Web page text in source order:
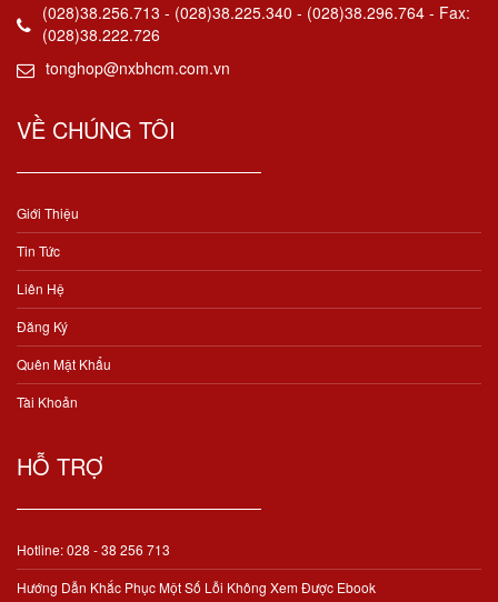
(028)38.256.713 - (028)38.225.340 - (028)38.296.764 - Fax:
(028)38.222.726
tonghop@nxbhcm.com.vn
VỀ CHÚNG TÔI
Giới Thiệu
Tin Tức
Liên Hệ
Đăng Ký
Quên Mật Khẩu
Tài Khoản
HỖ TRỢ
Hotline: 028 - 38 256 713
Hướng Dẫn Khắc Phục Một Số Lỗi Không Xem Được Ebook